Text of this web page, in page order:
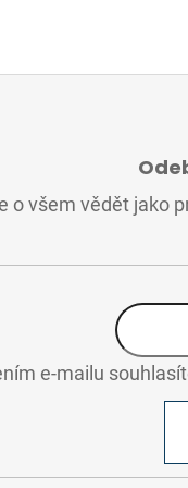
o všem vědět jako
e-mailu